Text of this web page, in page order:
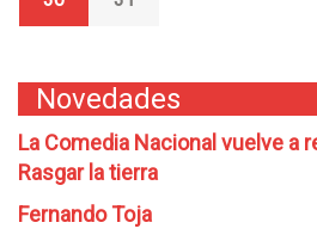
Novedades
La Comedia Nacional vuelve a
Rasgar la tierra
Fernando Toja